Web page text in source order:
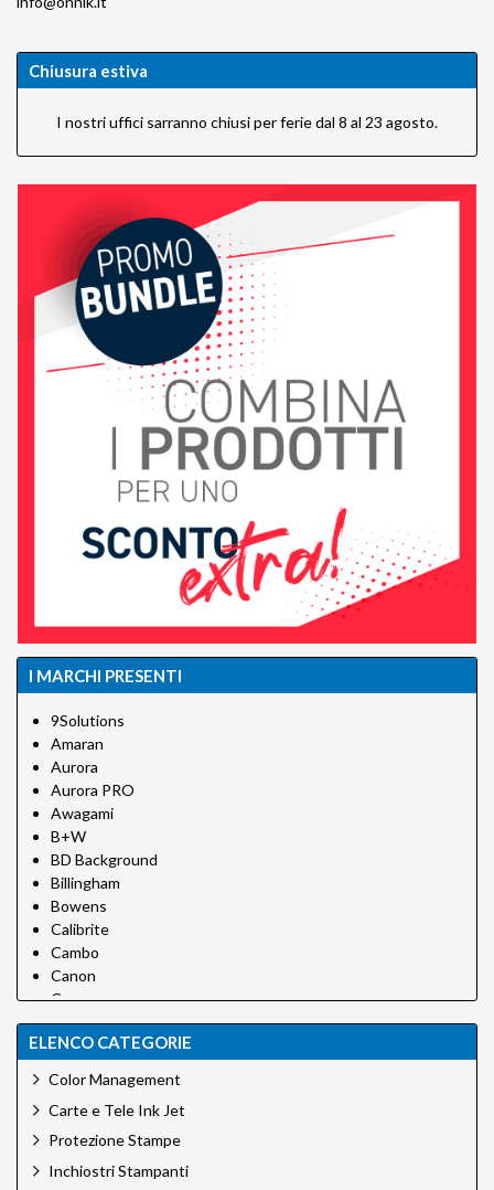
Chiusura estiva
I nostri uffici sarranno chiusi per ferie dal 8 al 23 agosto.
I MARCHI PRESENTI
9Solutions
Amaran
Aurora
Aurora PRO
Awagami
B+W
BD Background
Billingham
Bowens
Calibrite
Cambo
Canon
Canson
Canson Infinity
Carpetlight
Cobraunion
Desview
Dinkum
ELENCO CATEGORIE
Color Management
Carte e Tele Ink Jet
Protezione Stampe
Inchiostri Stampanti